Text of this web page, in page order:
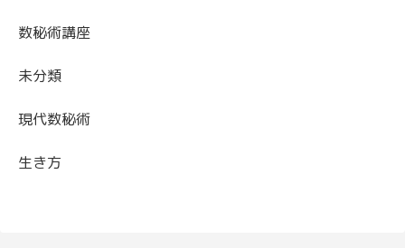
数秘術講座
未分類
現代数秘術
生き方